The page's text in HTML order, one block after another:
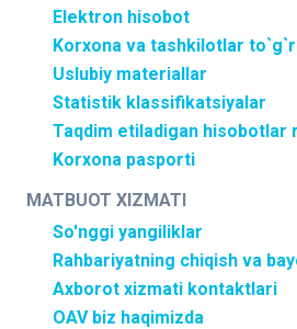
Elektron hisobot
Korxona va tashkilotlar
Uslubiy materiallar
Statistik klassifikatsiyalar
Taqdim etiladigan hisobotlar
Korxona pasporti
MATBUOT XIZMATI
So'nggi yangiliklar
Rahbariyatning chiqish va
Axborot xizmati kontaktlari
OAV biz haqimizda